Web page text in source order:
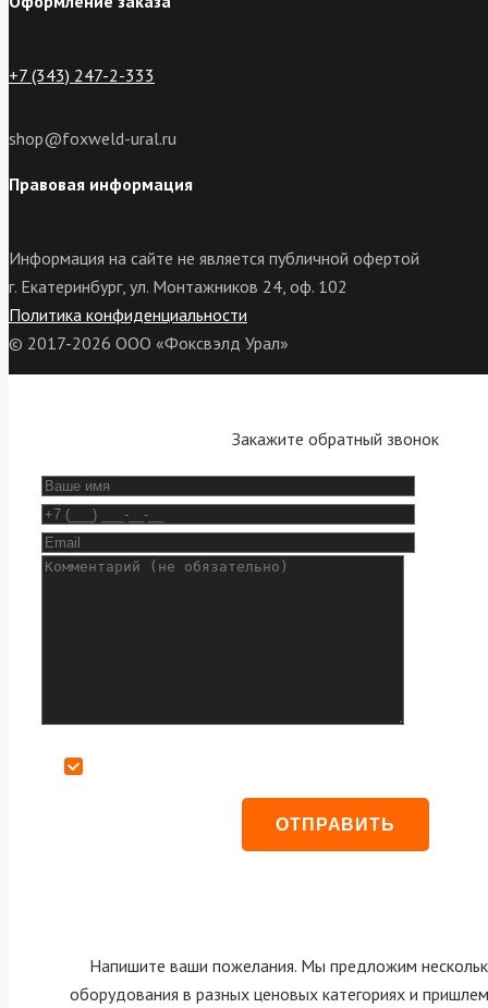
+7 (343) 247-2-333
shop@foxweld-ural.ru
Правовая информация
Информация на сайте не является публичной офертой
г. Екатеринбург, ул. Монтажников 24, оф. 102
Политика конфиденциальности
© 2017-2026 ООО «Фоксвэлд Урал»
Закажите обратный звонок
Напишите ваши пожелания. Мы предложим
оборудования в разных ценовых категориях и